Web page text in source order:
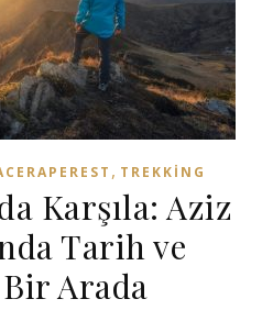
, TREKKING
Karşıla: Aziz
Tarih ve
Arada